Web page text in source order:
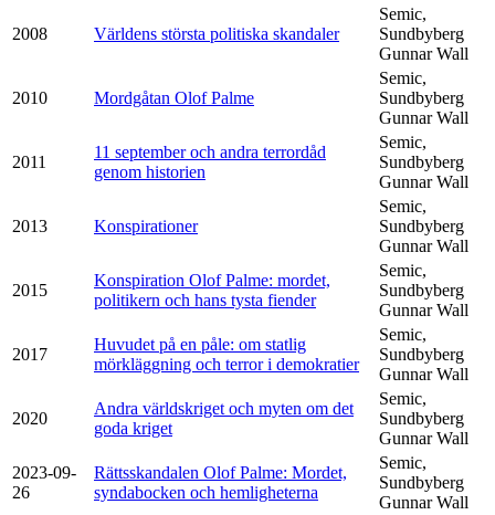
2008 Världens största politiska skandaler
Semic,
Sundbyberg
Gunnar Wall
2010 Mordgåtan Olof Palme
Semic,
Sundbyberg
Gunnar Wall
2011
11 september och andra terrordåd
genom historien
Semic,
Sundbyberg
Gunnar Wall
2013 Konspirationer
Semic,
Sundbyberg
Gunnar Wall
2015
Konspiration Olof Palme: mordet,
politikern och hans tysta fiender
Semic,
Sundbyberg
Gunnar Wall
2017
Huvudet på en påle: om statlig
mörkläggning och terror i demokratier
Semic,
Sundbyberg
Gunnar Wall
2020
Andra världskriget och myten om det
goda kriget
Semic,
Sundbyberg
Gunnar Wall
2023-09-
26
Rättsskandalen Olof Palme: Mordet,
syndabocken och hemligheterna
Semic,
Sundbyberg
Gunnar Wall